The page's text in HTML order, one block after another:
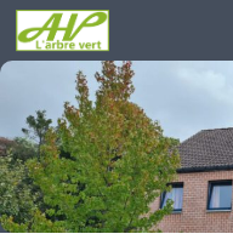
Skip to content